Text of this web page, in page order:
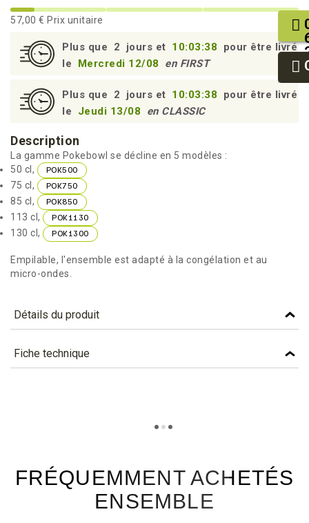
57,00 € Prix unitaire
Plus que 2 jours et 10:03:37
pour être livré
le
Mercredi 12/08 en FIRST
Plus que 2 jours et 10:03:37
pour être livré
le
Jeudi 13/08 en CLASSIC
Description
La gamme Pokebowl se décline en 5 modèles :
50 cl,
POK500
75 cl, POK750
85 cl, POK850
113 cl, POK1130
130 cl, POK1300
Empilable, l'ensemble est adapté à la congélation et au
micro-ondes.
Détails du produit
Référence POK750
Caractéristiques
Matière
Lettre Planetscore C - En savoir plus...
Fiche technique
FRÉQUEMMENT ACHETÉS
ENSEMBLE